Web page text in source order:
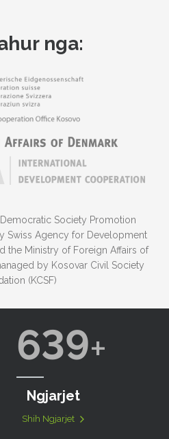
nga:
Society Promotion
Swiss Agency for Development
the Ministry of Foreign Affairs of
by Kosovar Civil Society
(KCSF)
639
Ngjarjet
Shih Ngjarjet